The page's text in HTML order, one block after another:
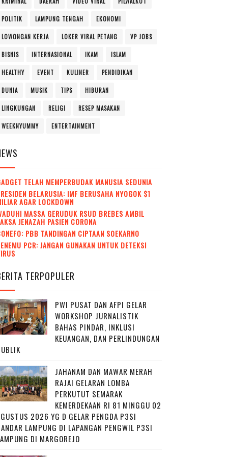
POLITIK LAMPUNG TENGAH EKONOMI
LOWONGAN KERJA LOKER VIRAL PETANG VP JOBS
BISNIS INTERNASIONAL IKAM ISLAM
HEALTHY EVENT KULINER PENDIDIKAN
DUNIA MUSIK TIPS HIBURAN
LINGKUNGAN RELIGI RESEP MASAKAN
WEEKNYUMMY ENTERTAINMENT
TELAH MEMPERBUDAK MANUSIA SEDUNIA
BELARUSIA: IMF BERUSAHA NYOGOK $1
AGAR LOCKDOWN
MASSA GERUDUK RSUD BREBES AMBIL
JENAZAH PASIEN CORONA
PBB TANDINGAN CIPTAAN SOEKARNO
PCR: JANGAN GUNAKAN UNTUK DETEKSI
TERPOPULER
PWI PUSAT DAN AFPI GELAR
WORKSHOP JURNALISTIK
BAHAS PINDAR, INKLUSI
KEUANGAN, DAN PERLINDUNGAN
JAHANAM DAN MAWAR MERAH
RAJAI GELARAN LOMBA
PERKUTUT SEMARAK
KEMERDEKAAN RI 81 MINGGU 02
2026 YG D GELAR PENGDA P3SI
LAMPUNG DI LAPANGAN PENGWIL P3SI
DI MARGOREJO